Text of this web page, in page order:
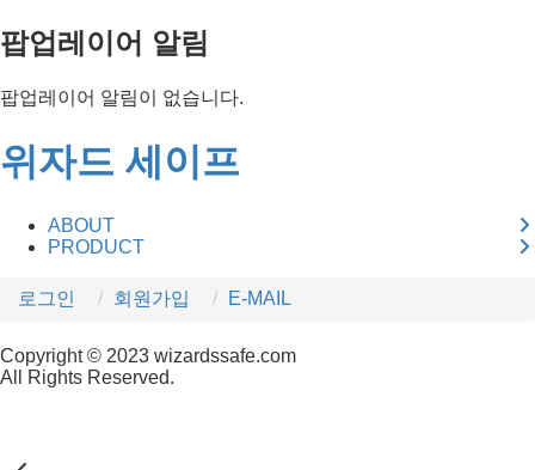
팝업레이어 알림
팝업레이어 알림이 없습니다.
위자드 세이프
ABOUT
PRODUCT
로그인 회원가입 E-MAIL
Copyright © 2023 wizardssafe.com
All Rights Reserved.